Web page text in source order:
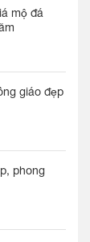
mộ đá
giáo đẹp
phong